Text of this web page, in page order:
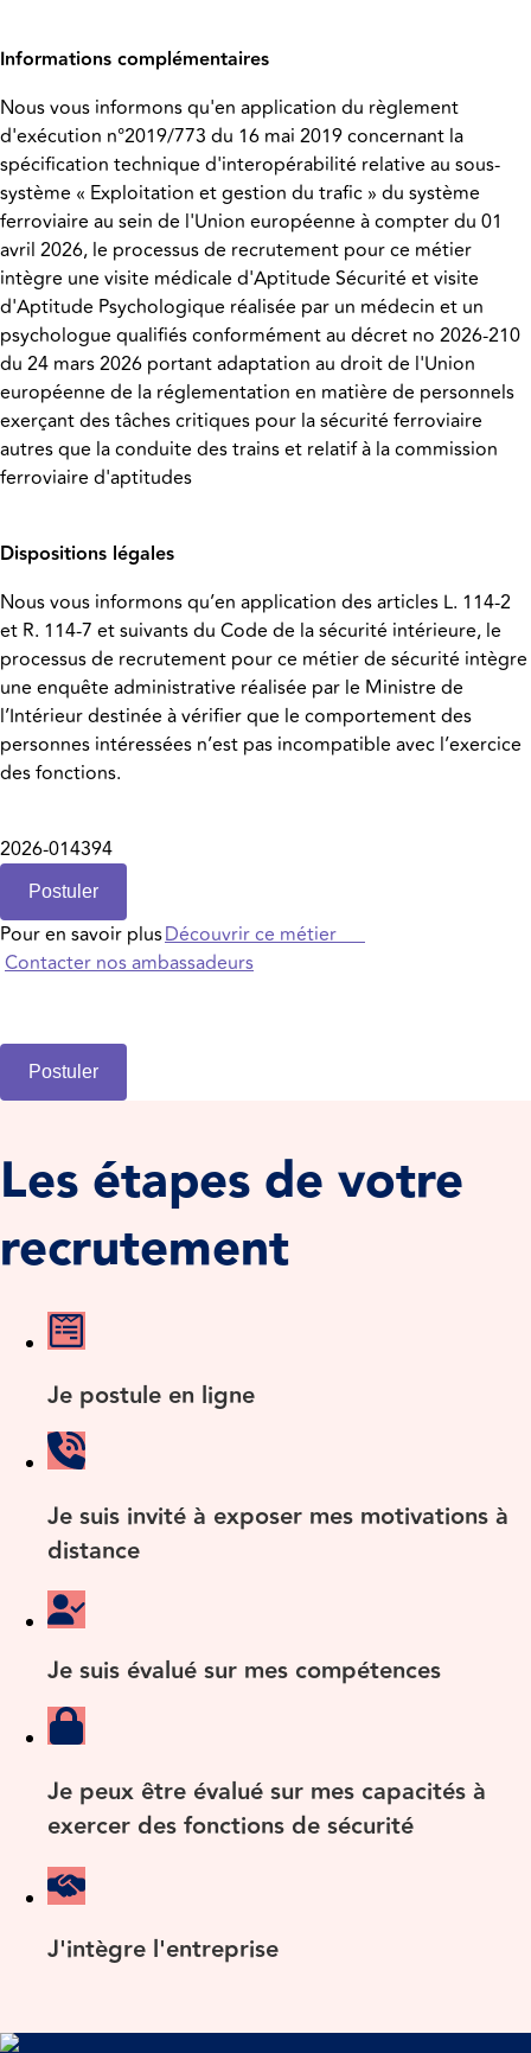
Informations complémentaires
Nous vous informons qu'en application du règlement
d'exécution n°2019/773 du 16 mai 2019 concernant la
spécification technique d'interopérabilité relative au sous-
système « Exploitation et gestion du trafic » du système
ferroviaire au sein de l'Union européenne à compter du 01
avril 2026, le processus de recrutement pour ce métier
intègre une visite médicale d'Aptitude Sécurité et visite
d'Aptitude Psychologique réalisée par un médecin et un
psychologue qualifiés conformément au décret no 2026-210
du 24 mars 2026 portant adaptation au droit de l'Union
européenne de la réglementation en matière de personnels
exerçant des tâches critiques pour la sécurité ferroviaire
autres que la conduite des trains et relatif à la commission
ferroviaire d'aptitudes
Dispositions légales
Nous vous informons qu’en application des articles L. 114-2
et R. 114-7 et suivants du Code de la sécurité intérieure, le
processus de recrutement pour ce métier de sécurité intègre
une enquête administrative réalisée par le Ministre de
l’Intérieur destinée à vérifier que le comportement des
personnes intéressées n’est pas incompatible avec l’exercice
des fonctions.
2026-014394
Postuler
Pour en savoir plusDécouvrir ce métier
Contacter nos ambassadeurs
Postuler
Les étapes de votre
recrutement
Je postule en ligne
Je suis invité à exposer mes motivations à
distance
Je suis évalué sur mes compétences
Je peux être évalué sur mes capacités à
exercer des fonctions de sécurité
J'intègre l'entreprise